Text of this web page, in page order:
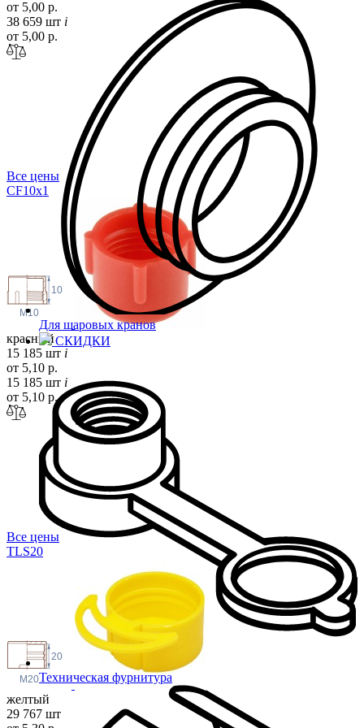
Для шаровых кранов
СКИДКИ
Техническая фурнитура
от 5,00 р.
38 659 шт i
от 5,00 р.
Все цены
CF10x1
10
M10
красный
15 185 шт i
от 5,10 р.
15 185 шт i
от 5,10 р.
Все цены
TLS20
20
M20
желтый
29 767 шт